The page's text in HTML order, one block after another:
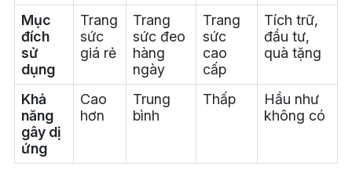
Mục
đích
sử
dụng
Trang
sức
giá rẻ
Trang
sức đeo
hàng
ngày
Trang
sức
cao
cấp
Tích trữ,
đầu tư,
quà tặng
Khả
năng
gây dị
ứng
Cao
hơn
Trung
bình
Thấp
Hầu như
không có